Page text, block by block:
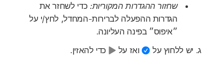
שחזור ההגדרות המקוריות: כדי לשחזר את
הגדרות ההפעלה לברירות-המחדל, לחץ/י על
״איפוס״ בפינה העליונה.
יש ללחוץ על
ואז על כדי להאזין.